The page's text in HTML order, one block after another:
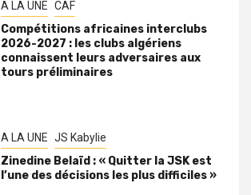
A LA UNE CAF
Compétitions africaines interclubs
2026-2027 : les clubs algériens
connaissent leurs adversaires aux
tours préliminaires
A LA UNE JS Kabylie
Zinedine Belaïd : « Quitter la JSK est
l’une des décisions les plus difficiles »